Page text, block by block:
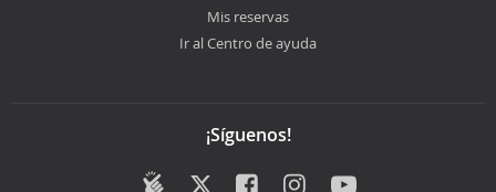
Mis reservas
Ir al Centro de ayuda
¡Síguenos!